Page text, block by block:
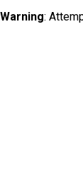
Warning: